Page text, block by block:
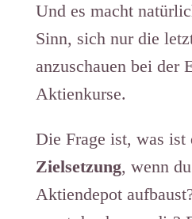
Und es macht
Sinn, sich nur die
anzuschauen bei der
Aktienkurse.
Die Frage ist, was ist
Zielsetzung, wenn
Aktiendepot